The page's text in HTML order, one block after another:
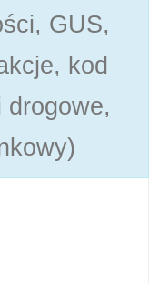
GUS,
kod
drogowe,